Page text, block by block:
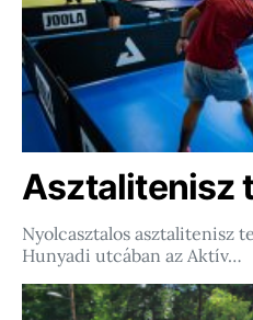
Asztalitenisz
Nyolcasztalos asztalitenisz
Hunyadi utcában az Aktív…